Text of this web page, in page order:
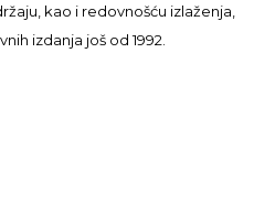
kao i redovnošću izlaženja,
izdanja još od 1992.